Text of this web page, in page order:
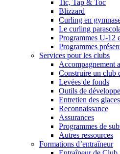
Tic, Tap & Toc
Blizzard
Curling en
Le curling
Programmes U-12
Programmes
Services pour les clubs
Accompagnement
Construire un club
Levées de fonds
Outils de
Entretien des glaces
Reconnaissance
Assurances
Programmes de
Autres ressources
Formations d’entraîneur